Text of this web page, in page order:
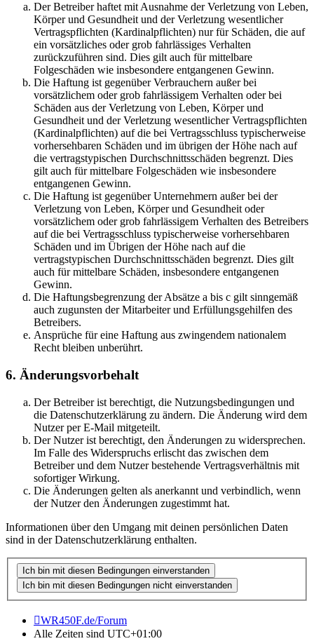
Der Betreiber haftet mit Ausnahme der Verletzung von Leben,
Körper und Gesundheit und der Verletzung wesentlicher
Vertragspflichten (Kardinalpflichten) nur für Schäden, die auf
ein vorsätzliches oder grob fahrlässiges Verhalten
zurückzuführen sind. Dies gilt auch für mittelbare
Folgeschäden wie insbesondere entgangenen Gewinn.
Die Haftung ist gegenüber Verbrauchern außer bei
vorsätzlichem oder grob fahrlässigem Verhalten oder bei
Schäden aus der Verletzung von Leben, Körper und
Gesundheit und der Verletzung wesentlicher Vertragspflichten
(Kardinalpflichten) auf die bei Vertragsschluss typischerweise
vorhersehbaren Schäden und im übrigen der Höhe nach auf
die vertragstypischen Durchschnittsschäden begrenzt. Dies
gilt auch für mittelbare Folgeschäden wie insbesondere
entgangenen Gewinn.
Die Haftung ist gegenüber Unternehmern außer bei der
Verletzung von Leben, Körper und Gesundheit oder
vorsätzlichem oder grob fahrlässigem Verhalten des Betreibers
auf die bei Vertragsschluss typischerweise vorhersehbaren
Schäden und im Übrigen der Höhe nach auf die
vertragstypischen Durchschnittsschäden begrenzt. Dies gilt
auch für mittelbare Schäden, insbesondere entgangenen
Gewinn.
Die Haftungsbegrenzung der Absätze a bis c gilt sinngemäß
auch zugunsten der Mitarbeiter und Erfüllungsgehilfen des
Betreibers.
Ansprüche für eine Haftung aus zwingendem nationalem
Recht bleiben unberührt.
6. Änderungsvorbehalt
Der Betreiber ist berechtigt, die Nutzungsbedingungen und
die Datenschutzerklärung zu ändern. Die Änderung wird dem
Nutzer per E-Mail mitgeteilt.
Der Nutzer ist berechtigt, den Änderungen zu widersprechen.
Im Falle des Widerspruchs erlischt das zwischen dem
Betreiber und dem Nutzer bestehende Vertragsverhältnis mit
sofortiger Wirkung.
Die Änderungen gelten als anerkannt und verbindlich, wenn
der Nutzer den Änderungen zugestimmt hat.
Informationen über den Umgang mit deinen persönlichen Daten
sind in der Datenschutzerklärung enthalten.
WR450F.de/Forum
Alle Zeiten sind UTC+01:00